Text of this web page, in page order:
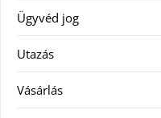
Ügyvéd jog
Utazás
Vásárlás